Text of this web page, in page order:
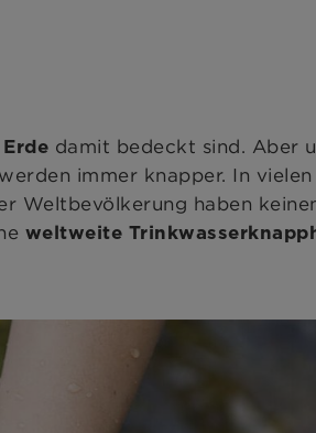
Erde damit bedeckt sind. Aber
immer knapper. In
Weltbevölkerung haben
weltweite